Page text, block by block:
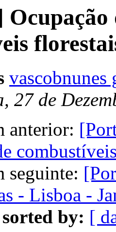
vascobnunes
27 de
anterior:
seguinte:
- Lisboa -
sorted by: [